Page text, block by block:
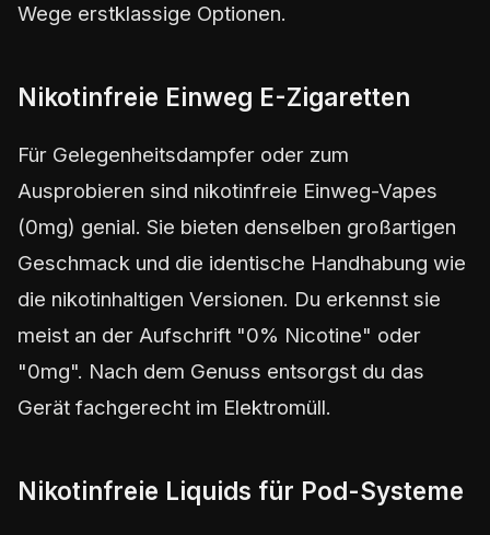
Wege erstklassige Optionen.
Nikotinfreie Einweg E-Zigaretten
Für Gelegenheitsdampfer oder zum
Ausprobieren sind nikotinfreie Einweg-Vapes
(0mg) genial. Sie bieten denselben großartigen
Geschmack und die identische Handhabung wie
die nikotinhaltigen Versionen. Du erkennst sie
meist an der Aufschrift "0% Nicotine" oder
"0mg". Nach dem Genuss entsorgst du das
Gerät fachgerecht im Elektromüll.
Nikotinfreie Liquids für Pod-Systeme